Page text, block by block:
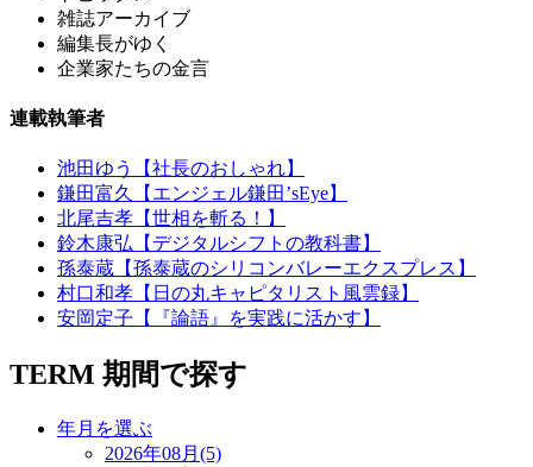
雑誌アーカイブ
編集長がゆく
企業家たちの金言
連載執筆者
池田ゆう【社長のおしゃれ】
鎌田富久【エンジェル鎌田’sEye】
北尾吉孝【世相を斬る！】
鈴木康弘【デジタルシフトの教科書】
孫泰蔵【孫泰蔵のシリコンバレーエクスプレス】
村口和孝【日の丸キャピタリスト風雲録】
安岡定子【『論語』を実践に活かす】
TERM 期間で探す
年月を選ぶ
2026年08月(5)